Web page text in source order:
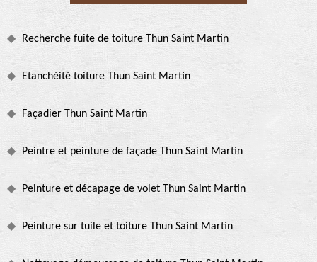
Recherche fuite de toiture Thun Saint Martin
Etanchéité toiture Thun Saint Martin
Façadier Thun Saint Martin
Peintre et peinture de façade Thun Saint Martin
Peinture et décapage de volet Thun Saint Martin
Peinture sur tuile et toiture Thun Saint Martin